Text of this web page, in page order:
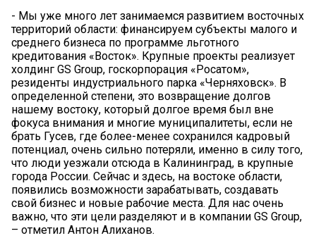
- Мы уже много лет занимаемся развитием восточных
территорий области: финансируем субъекты малого и
среднего бизнеса по программе льготного
кредитования «Восток». Крупные проекты реализует
холдинг GS Group, госкорпорация «Росатом»,
резиденты индустриального парка «Черняховск». В
определенной степени, это возвращение долгов
нашему востоку, который долгое время был вне
фокуса внимания и многие муниципалитеты, если не
брать Гусев, где более-менее сохранился кадровый
потенциал, очень сильно потеряли, именно в силу того,
что люди уезжали отсюда в Калининград, в крупные
города России. Сейчас и здесь, на востоке области,
появились возможности зарабатывать, создавать
свой бизнес и новые рабочие места. Для нас очень
важно, что эти цели разделяют и в компании GS Group,
– отметил Антон Алиханов.